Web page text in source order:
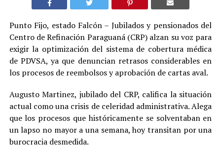
Punto Fijo, estado Falcón – Jubilados y pensionados del
Centro de Refinación Paraguaná (CRP) alzan su voz para
exigir la optimización del sistema de cobertura médica
de PDVSA, ya que denuncian retrasos considerables en
los procesos de reembolsos y aprobación de cartas aval.
Augusto Martinez, jubilado del CRP, califica la situación
actual como una crisis de celeridad administrativa. Alega
que los procesos que históricamente se solventaban en
un lapso no mayor a una semana, hoy transitan por una
burocracia desmedida.